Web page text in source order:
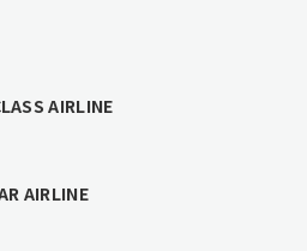
AIRLINE
AIRLINE